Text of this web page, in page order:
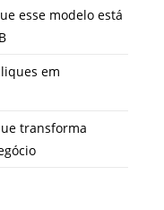
esse modelo está
em
transforma